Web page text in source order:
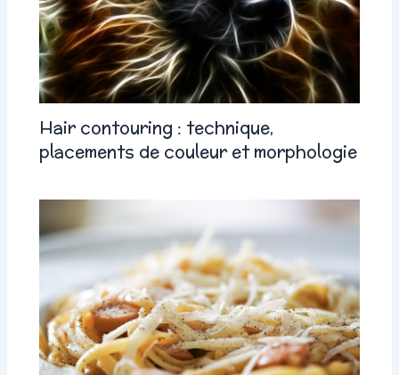
Hair contouring : technique,
placements de couleur et morphologie